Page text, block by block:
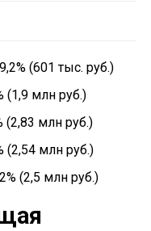
(601 тыс. руб.)
(1,9 млн руб.)
(2,83 млн руб.)
(2,54 млн руб.)
(2,5 млн руб.)